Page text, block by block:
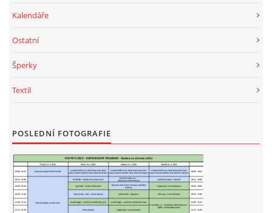
Kalendáře
Ostatní
Šperky
Textil
POSLEDNÍ FOTOGRAFIE